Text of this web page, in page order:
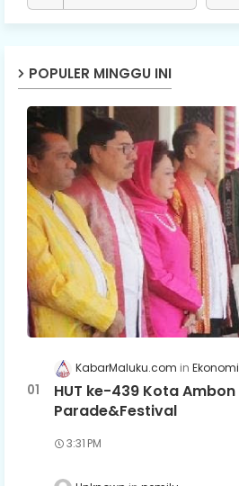
POPULER MINGGU INI
KabarMaluku.com Ekonomi
HUT ke-439 Kota
Parade&Festival
3:31 PM